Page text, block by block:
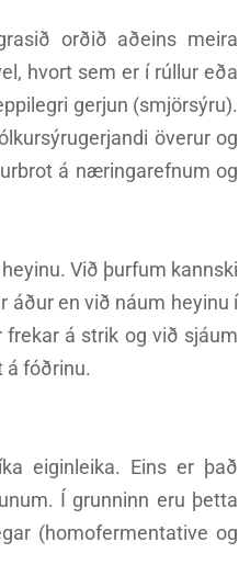
orðið aðeins meira
hvort sem er í rúllur eða
gerjun (smjörsýru).
överur og
á næringarefnum og
Við þurfum kannski
áður en við náum heyinu í
frekar á strik og við sjáum
á fóðrinu.
eiginleika. Eins er það
Í grunninn eru þetta
(homofermentative og